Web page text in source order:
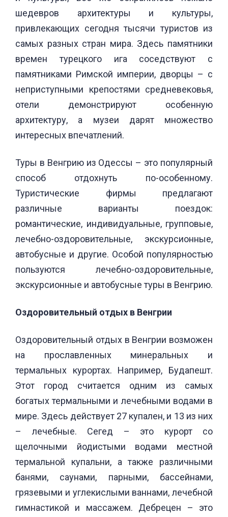
шедевров архитектуры и культуры,
привлекающих сегодня тысячи туристов из
самых разных стран мира. Здесь памятники
времен турецкого ига соседствуют с
памятниками Римской империи, дворцы – с
неприступными крепостями средневековья,
отели демонстрируют особенную
архитектуру, а музеи дарят множество
интересных впечатлений.
Туры в Венгрию из Одессы – это популярный
способ отдохнуть по-особенному.
Туристические фирмы предлагают
различные варианты поездок:
романтические, индивидуальные, групповые,
лечебно-оздоровительные, экскурсионные,
автобусные и другие. Особой популярностью
пользуются лечебно-оздоровительные,
экскурсионные и автобусные туры в Венгрию.
Оздоровительный отдых в Венгрии
Оздоровительный отдых в Венгрии возможен
на прославленных минеральных и
термальных курортах. Например, Будапешт.
Этот город считается одним из самых
богатых термальными и лечебными водами в
мире. Здесь действует 27 купален, и 13 из них
– лечебные. Сегед – это курорт со
щелочными йодистыми водами местной
термальной купальни, а также различными
банями, саунами, парными, бассейнами,
грязевыми и углекислыми ваннами, лечебной
гимнастикой и массажем. Дебрецен – это